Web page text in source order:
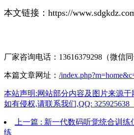
本文链接： https://
厂家咨询电话：13616379298（微信同
本篇文章网址： /
本站声明:网站部分内容及图片来源于
如有侵权,请联系我们,QQ:
上一篇 : 新一代数码听觉统合训
练